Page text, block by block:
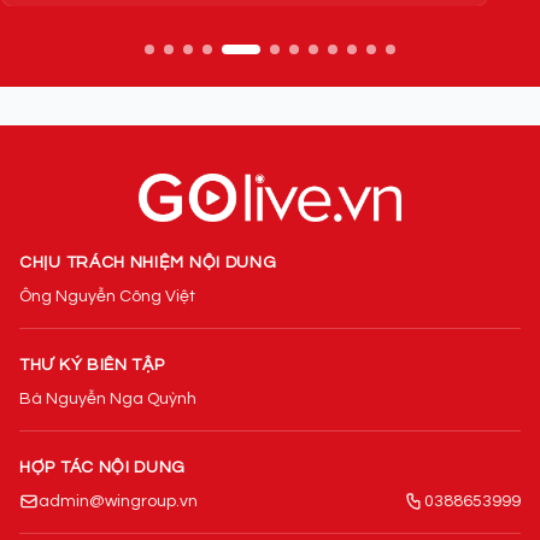
CHỊU TRÁCH NHIỆM NỘI DUNG
Ông Nguyễn Công Việt
THƯ KÝ BIÊN TẬP
Bà Nguyễn Nga Quỳnh
HỢP TÁC NỘI DUNG
admin@wingroup.vn
0388653999